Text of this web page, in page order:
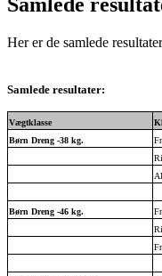
Her er de samlede
Samlede resultater:
Vægtklasse
Børn Dreng -38 kg.
Børn Dreng -46 kg.